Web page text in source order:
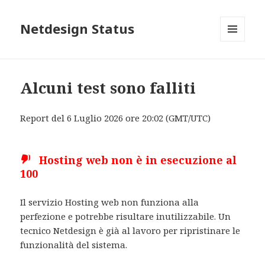
Netdesign Status
Alcuni test sono falliti
Report del 6 Luglio 2026 ore 20:02 (GMT/UTC)
Hosting web non è in esecuzione al
100
Il servizio Hosting web non funziona alla
perfezione e potrebbe risultare inutilizzabile. Un
tecnico Netdesign è già al lavoro per ripristinare le
funzionalità del sistema.